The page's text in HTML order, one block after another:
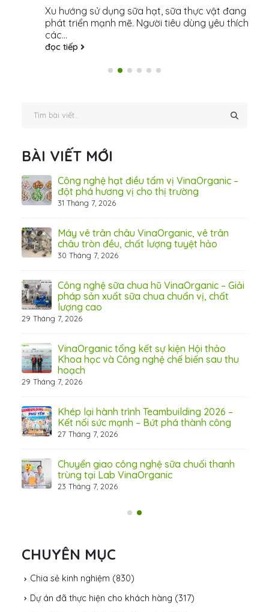
Xu hướng sử dụng sữa hạt, sữa thực vật đang
phát triển mạnh mẽ. Người tiêu dùng yêu thích
các...
đọc tiếp
BÀI VIẾT MỚI
Công nghệ hạt điều tẩm vị VinaOrganic –
đột phá hương vị cho thị trường
31 Tháng 7, 2026
Máy vê trân châu VinaOrganic, vê trân
châu tròn đều, chất lượng tuyệt hảo
30 Tháng 7, 2026
Công nghệ sữa chua hũ VinaOrganic – Giải
pháp sản xuất sữa chua chuẩn vị, chất
lượng cao
29 Tháng 7, 2026
VinaOrganic tổng kết sự kiện Hội thảo
Khoa học và Công nghệ chế biến sau thu
hoạch
29 Tháng 7, 2026
Khép lại hành trình Teambuilding 2026 –
Kết nối sức mạnh – Bứt phá thành công
27 Tháng 7, 2026
Chuyển giao công nghệ sữa chuối thanh
trùng tại Lab VinaOrganic
23 Tháng 7, 2026
CHUYÊN MỤC
Chia sẻ kinh nghiệm (830)
Dự án đã thực hiện cho khách hàng (317)